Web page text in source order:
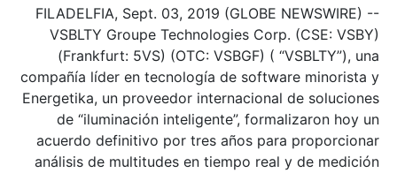
FILADELFIA, Sept. 03, 2019 (GLOBE NEWSWIRE) --
VSBLTY Groupe Technologies Corp. (CSE: VSBY)
(Frankfurt: 5VS) (OTC: VSBGF) ( “VSBLTY”), una
compañía líder en tecnología de software minorista y
Energetika, un proveedor internacional de soluciones
de “iluminación inteligente”, formalizaron hoy un
acuerdo definitivo por tres años para proporcionar
análisis de multitudes en tiempo real y de medición